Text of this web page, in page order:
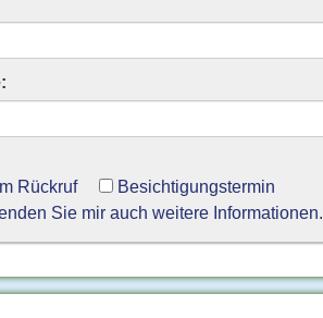
Rückruf
Besichtigungstermin
Sie mir auch weitere Informationen.